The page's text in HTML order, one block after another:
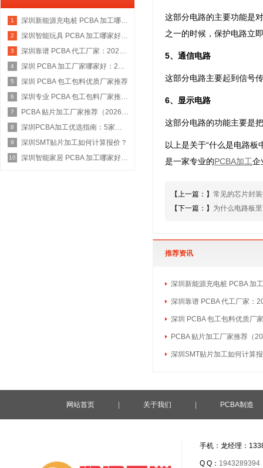
这部分电路的主要功能是
之一的时候，保护电路立
5、通信电路
这部分电路主要起到信号
6、显示电路
这部分电路的功能主要是
以上是关于“什么是电路
是一家专业的PCBA加工企
【上一篇：】 常见的芯片封
【下一篇：】 为什么电路板
推荐资讯
深圳新能源充电桩 PCBA 加
深圳靠谱 PCBA 代工厂家：
深圳 PCBA 包工包料优质厂
PCBA 贴片加工厂家推荐（
深圳SMT贴片加工如何计算
1 深圳新能源充电桩 PCBA 加工哪家好：2026 权威选型指南
2 深圳智能玩具 PCBA 加工哪家好：2026 权威选型指南
3 深圳靠谱 PCBA 代工厂家：2026 年权威选型指南
4 深圳 PCBA 加工厂家哪家好：2026 权威选型指南
5 深圳 PCBA 包工包料优质厂家推荐
6 深圳专业 PCBA 包工包料厂家推荐：2026 年权威选型指南
7 PCBA 贴片加工厂家推荐（2026 权威指南）
8 深圳PCBA加工优选指南：5家具备IATF 16949资质的源头工厂深度盘点
9 深圳SMT贴片加工如何计算报价？
10 深圳智能家居 PCBA 加工哪家好：2026 年权威选型指南
网站首页 关于我们 PCBA制造
手机：龙经理：
Q Q： 1943289394